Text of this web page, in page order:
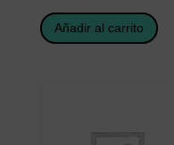
Añadir al carrito